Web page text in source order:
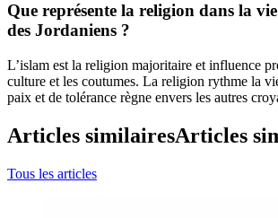
Que représente la religion dans la
des Jordaniens ?
L’islam est la religion majoritaire et influence
culture et les coutumes. La religion rythme la
paix et de tolérance règne envers les autres
Articles similairesArticles
Tous les articles